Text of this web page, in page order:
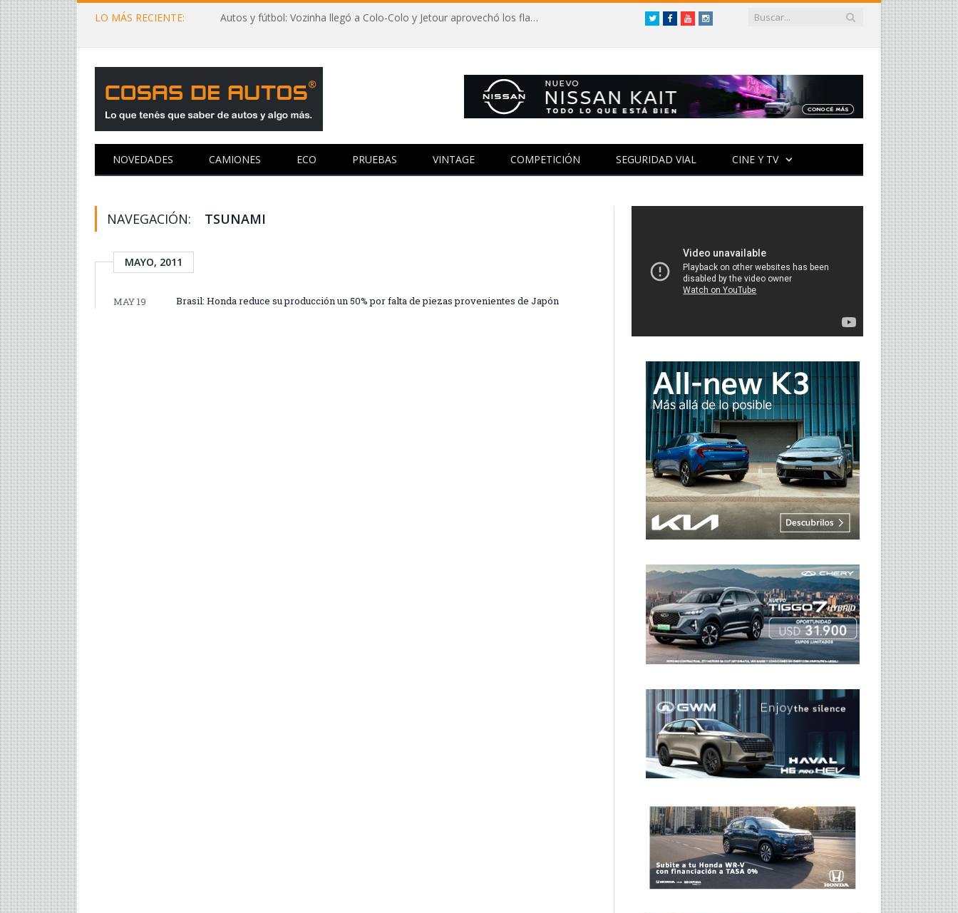
LO MÁS RECIENTE: Autos y fútbol: Vozinha llegó a Colo-Colo y Jetour aprovechó los flashes TwitterFacebookYouTubeInstagram
NOVEDADES CAMIONES ECO PRUEBAS VINTAGE COMPETICIÓN SEGURIDAD VIAL CINE Y TV
NAVEGACIÓN: TSUNAMI
MAYO, 2011
MAY 19 Brasil: Honda reduce su producción un 50% por falta de piezas provenientes de Japón